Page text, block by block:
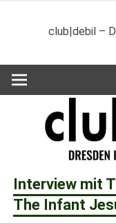
club|debil –
Interview mit
The Infant